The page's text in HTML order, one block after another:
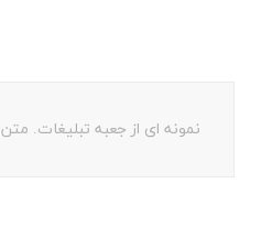
نمونه ای از جعبه تبلیغات.